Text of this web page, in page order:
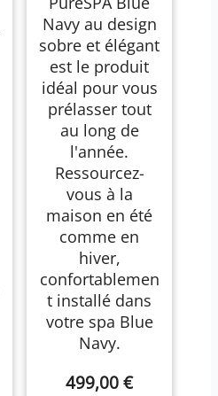
Navy au design
sobre et élégant
est le produit
idéal pour vous
prélasser tout
au long de
l'année.
Ressourcez-
vous à la
maison en été
comme en
hiver,
confortablemen
t installé dans
votre spa Blue
Navy.
499,00 €